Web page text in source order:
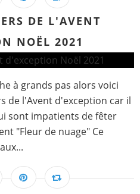
DE L'AVENT
NOËL 2021
à grands pas alors voici
de l'Avent d'exception car il
sont impatients de fêter
"Fleur de nuage" Ce